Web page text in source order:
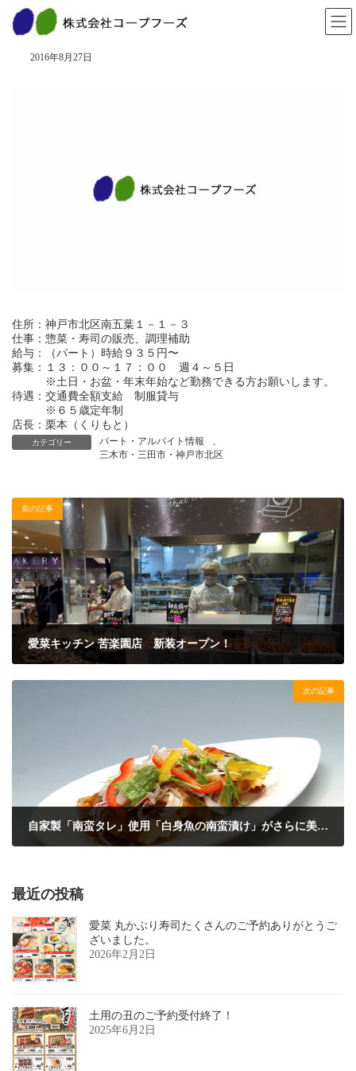
愛菜 西鈴蘭台店
2016年8月27日
住所：神戸市北区南五葉１－１－３
仕事：惣菜・寿司の販売、調理補助
給与：（パート）時給９３５円〜
募集：１３：００～１７：００ 週４～５日
※土日・お盆・年末年始など勤務できる方お願いします。
待遇：交通費全額支給 制服貸与
※６５歳定年制
店長：栗本（くりもと）
カテゴリー パート・アルバイト情報
、
三木市・三田市・神戸市北区
前の記事
愛菜キッチン 苦楽園店 新装オープン！
次の記事
自家製「南蛮タレ」使用「白身魚の南蛮漬け」がさらに美味しくなりました！
最近の投稿
愛菜 丸かぶり寿司たくさんのご予約ありがとうご
ざいました。
2026年2月2日
土用の丑のご予約受付終了！
2025年6月2日